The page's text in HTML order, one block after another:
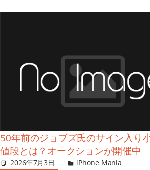
50年前のジョブズ氏のサイン入り
値段とは？オークションが開催中
2026年7月3日 lexi
iPhone Mania